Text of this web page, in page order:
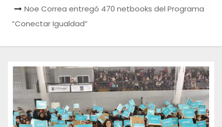
Noe Correa entregó 470 netbooks del Programa
“Conectar Igualdad”